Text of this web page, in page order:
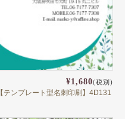
¥1,680(税別)
【テンプレート型名刺印刷】4D131